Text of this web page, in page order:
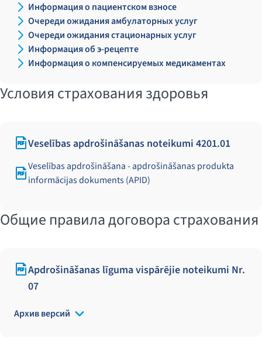
Информация о пациентском взносе
Очереди ожидания амбулаторных услуг
Очереди ожидания стационарных услуг
Информация об э-рецепте
Информация о компенсируемых медикаментах
Условия страхования здоровья
Veselības apdrošināšanas noteikumi 4201.01
Veselības apdrošināšana - apdrošināšanas produkta
informācijas dokuments (APID)
Общие правила договора страхования
Apdrošināšanas līguma vispārējie noteikumi Nr.
07
Архив версий